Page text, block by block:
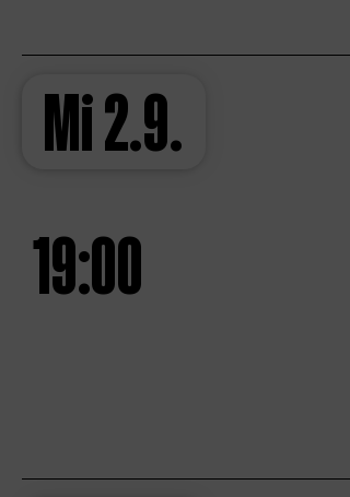
Mi2.9.
19:00